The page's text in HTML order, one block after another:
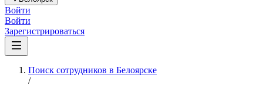
Войти
Войти
Зарегистрироваться
Поиск сотрудников в Белоярске
/